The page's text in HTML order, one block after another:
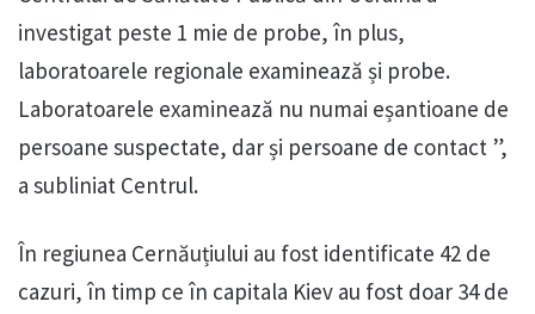
investigat peste 1 mie de probe, în plus,
laboratoarele regionale examinează și probe.
Laboratoarele examinează nu numai eșantioane de
persoane suspectate, dar și persoane de contact ”,
a subliniat Centrul.
În regiunea Cernăuțiului au fost identificate 42 de
cazuri, în timp ce în capitala Kiev au fost doar 34 de